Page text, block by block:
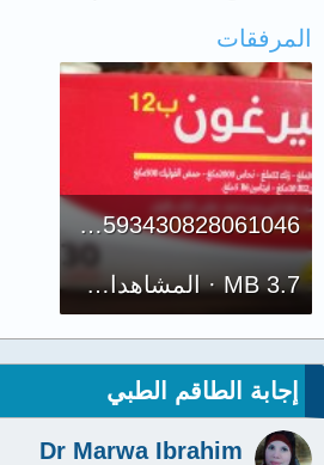
المرفقات
16485425724189199593430828061046.jpg
3.7 MB · المشاهدات: 1,058
إجابة الطاقم الطبي
Dr Marwa Ibrahim